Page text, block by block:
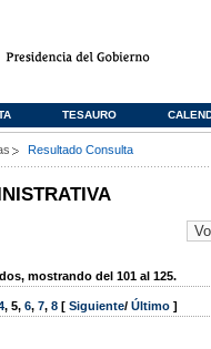
TESAURO
Resultado Consulta
mostrando del 101 al 125.
, 5, 6, 7, 8 [ Siguiente/ Último ]